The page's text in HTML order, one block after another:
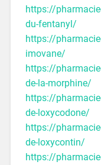
https://
du-fentanyl/
https://
imovane/
https://
de-la-morphine/
https://
de-loxycodone/
https://
de-loxycontin/
https://